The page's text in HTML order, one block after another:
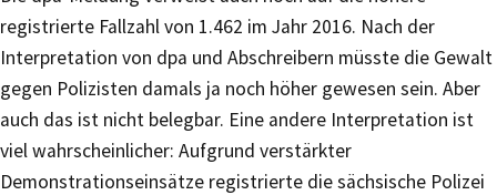
registrierte Fallzahl von 1.462 im Jahr 2016. Nach der
Interpretation von dpa und Abschreibern müsste die Gewalt
gegen Polizisten damals ja noch höher gewesen sein. Aber
auch das ist nicht belegbar. Eine andere Interpretation ist
viel wahrscheinlicher: Aufgrund verstärkter
Demonstrationseinsätze registrierte die sächsische Polizei